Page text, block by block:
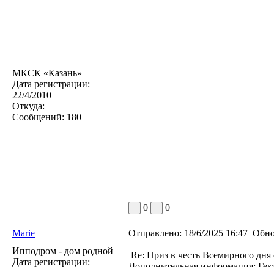
МКСК «Казань»
Дата регистрации:
22/4/2010
Откуда:
Сообщений: 180
0 0
Marie Отправлено: 18/6/2025 16:47
Ипподром - дом родной
Дата регистрации:
Re: Приз в честь Всемирного